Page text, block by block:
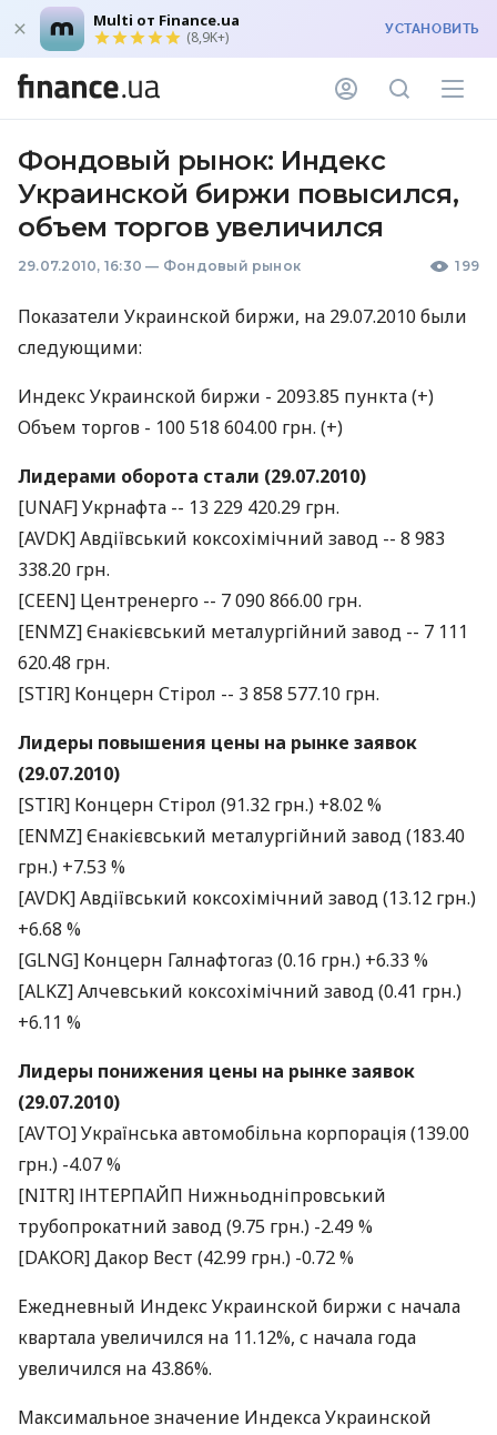
Multi от Finance.ua
(8,9K+) УСТАНОВИТЬ
Фондовый рынок: Индекс
Украинской биржи повысился,
объем торгов увеличился
29.07.2010, 16:30 — Фондовый рынок 199
Показатели Украинской биржи, на 29.07.2010 были
следующими:
Индекс Украинской биржи - 2093.85 пункта (+)
Объем торгов - 100 518 604.00 грн. (+)
Лидерами оборота стали (29.07.2010)
[UNAF] Укрнафта -- 13 229 420.29 грн.
[AVDK] Авдіївський коксохімічний завод -- 8 983
338.20 грн.
[CEEN] Центренерго -- 7 090 866.00 грн.
[ENMZ] Єнакієвський металургійний завод -- 7 111
620.48 грн.
[STIR] Концерн Стірол -- 3 858 577.10 грн.
Лидеры повышения цены на рынке заявок
(29.07.2010)
[STIR] Концерн Стірол (91.32 грн.) +8.02 %
[ENMZ] Єнакієвський металургійний завод (183.40
грн.) +7.53 %
[AVDK] Авдіївський коксохімічний завод (13.12 грн.)
+6.68 %
[GLNG] Концерн Галнафтогаз (0.16 грн.) +6.33 %
[ALKZ] Алчевський коксохімічний завод (0.41 грн.)
+6.11 %
Лидеры понижения цены на рынке заявок
(29.07.2010)
[AVTO] Українська автомобільна корпорація (139.00
грн.) -4.07 %
[NITR] ІНТЕРПАЙП Нижньодніпровський
трубопрокатний завод (9.75 грн.) -2.49 %
[DAKOR] Дакор Вест (42.99 грн.) -0.72 %
Ежедневный Индекс Украинской биржи с начала
квартала увеличился на 11.12%, с начала года
увеличился на 43.86%.
Максимальное значение Индекса Украинской